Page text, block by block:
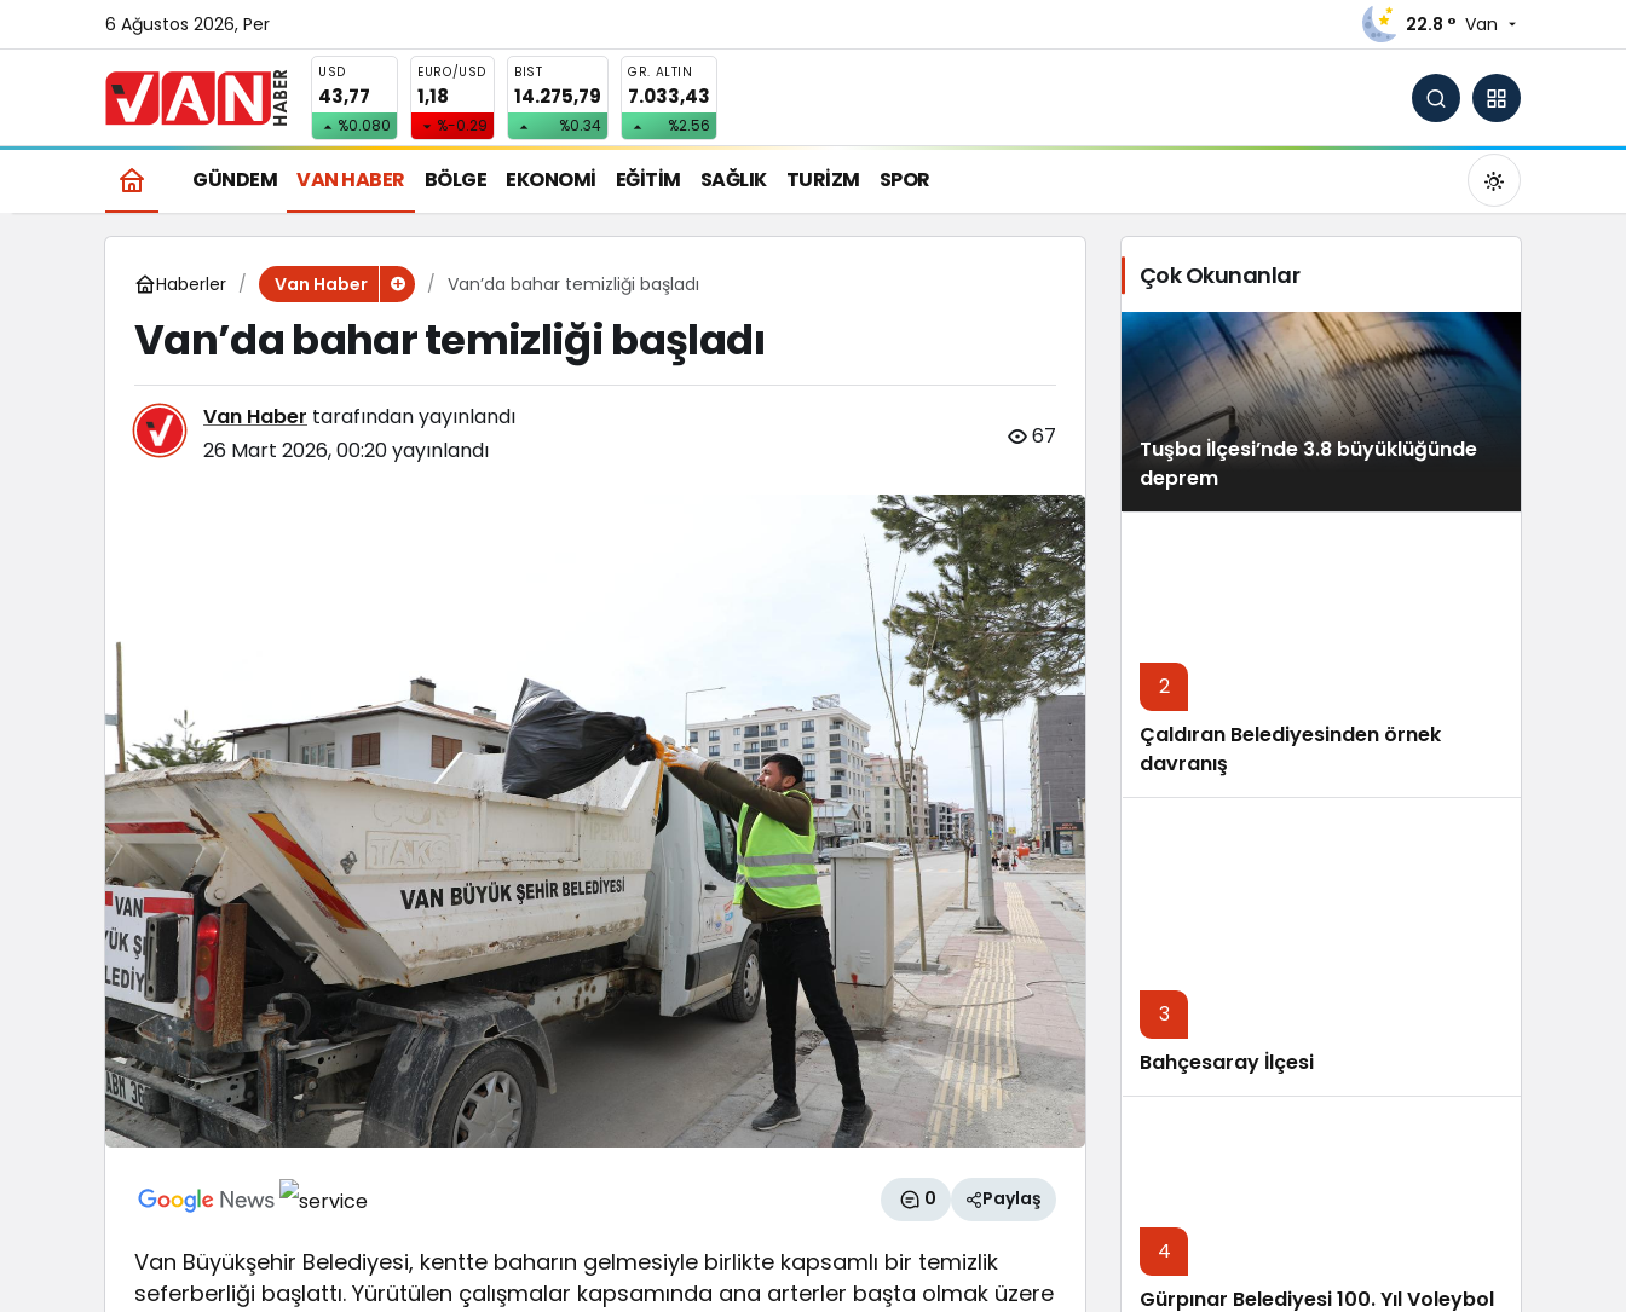
6 Ağustos 2026, Per 22.8 ° Van
USD
43,77
%0.080
EURO/USD
1,18
%-0.29
BIST
14.275,79
%0.34
GR. ALTIN
7.033,43
%2.56
GÜNDEM VAN HABER BÖLGE EKONOMİ EĞİTİM SAĞLIK TURİZM SPOR
Gündüz Modu
Gündüz modunu seçin.
Haberler Van Haber Van’da bahar temizliği başladı
Van’da bahar temizliği başladı
Van Haber tarafından yayınlandı
26 Mart 2026, 00:20yayınlandı
67
0 Paylaş
Van Büyükşehir Belediyesi, kentte baharın gelmesiyle birlikte kapsamlı bir temizlik
seferberliği başlattı. Yürütülen çalışmalar kapsamında ana arterler başta olmak üzere
Çok Okunanlar
Tuşba İlçesi’nde 3.8 büyüklüğünde
deprem
2
Çaldıran Belediyesinden örnek
davranış
3
Bahçesaray İlçesi
4
Gürpınar Belediyesi 100. Yıl Voleybol